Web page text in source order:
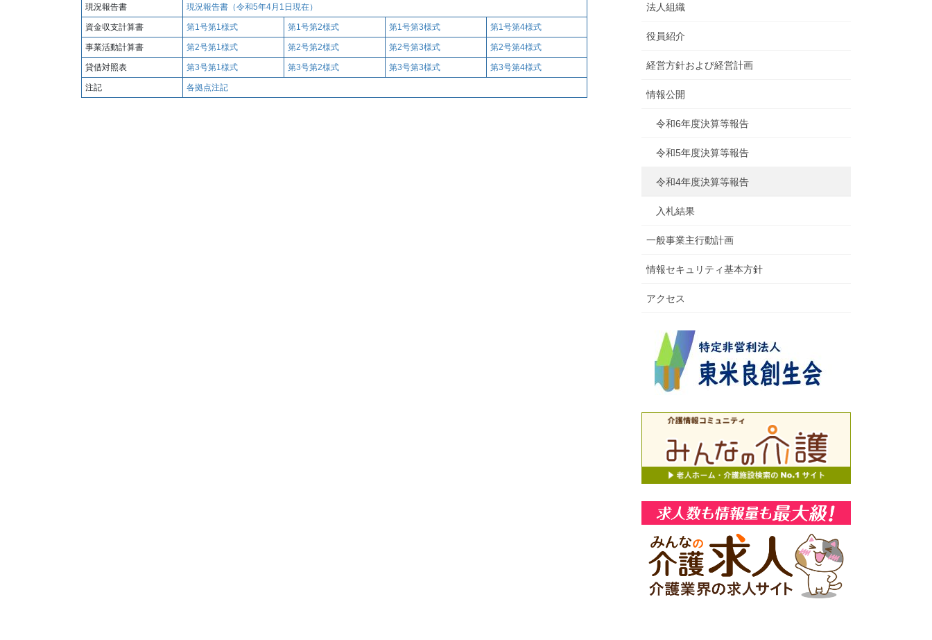
現況報告書 現況報告書（令和5年4月1日現在）
資金収支計算書 第1号第1様式 第1号第2様式 第1号第3様式 第1号第4様式
事業活動計算書 第2号第1様式 第2号第2様式 第2号第3様式 第2号第4様式
貸借対照表 第3号第1様式 第3号第2様式 第3号第3様式 第3号第4様式
注記 各拠点注記
法人組織
役員紹介
経営方針および経営計画
情報公開
令和6年度決算等報告
令和5年度決算等報告
令和4年度決算等報告
入札結果
一般事業主行動計画
情報セキュリティ基本方針
アクセス